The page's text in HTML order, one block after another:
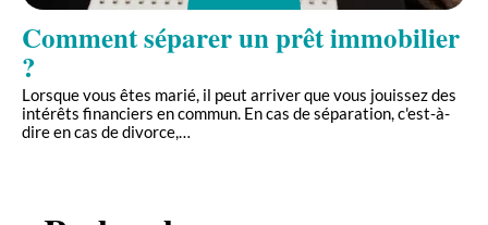
Comment séparer un prêt immobilier
?
Lorsque vous êtes marié, il peut arriver que vous jouissez des
intérêts financiers en commun. En cas de séparation, c'est-à-
dire en cas de divorce,…